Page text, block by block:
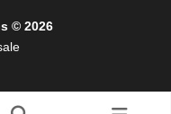
© 2026